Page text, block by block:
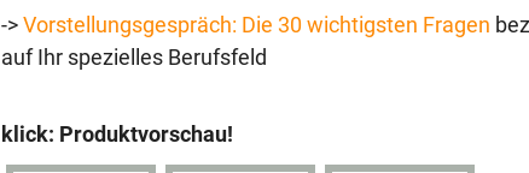
-> Vorstellungsgespräch: Die 30 wichtigsten Fragen
auf Ihr spezielles Berufsfeld
klick: Produktvorschau!